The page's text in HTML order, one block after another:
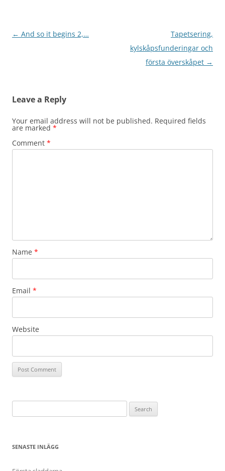
Post
← And so it begins 2,…
Tapetsering,
kylskåpsfunderingar och
första överskåpet →
Leave a Reply
Your email address will not be published. Required fields
are marked *
Comment *
Name *
Email *
Website
for:
SENASTE INLÄGG